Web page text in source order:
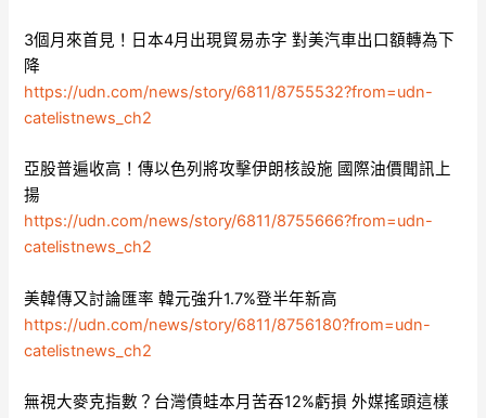
3個月來首見！日本4月出現貿易赤字 對美汽車出口額轉為下
降
https://udn.com/news/story/6811/8755532?from=udn-
catelistnews_ch2
亞股普遍收高！傳以色列將攻擊伊朗核設施 國際油價聞訊上
揚
https://udn.com/news/story/6811/8755666?from=udn-
catelistnews_ch2
美韓傳又討論匯率 韓元強升1.7%登半年新高
https://udn.com/news/story/6811/8756180?from=udn-
catelistnews_ch2
無視大麥克指數？台灣債蛙本月苦吞12%虧損 外媒搖頭這樣